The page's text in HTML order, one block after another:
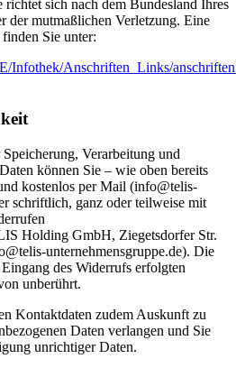
richtet sich nach dem Bundesland Ihres
der mutmaßlichen Verletzung. Eine
Sie unter:
Infothek/Anschriften_Links/
Verarbeitung und
können Sie – wie oben bereits
kostenlos per Mail (info@telis-
schriftlich, ganz oder teilweise mit
Holding GmbH, Ziegetsdorfer Str.
unternehmensgruppe.de). Die
des Widerrufs erfolgten
unberührt.
Kontaktdaten zudem Auskunft zu
Daten verlangen und Sie
unrichtiger Daten.